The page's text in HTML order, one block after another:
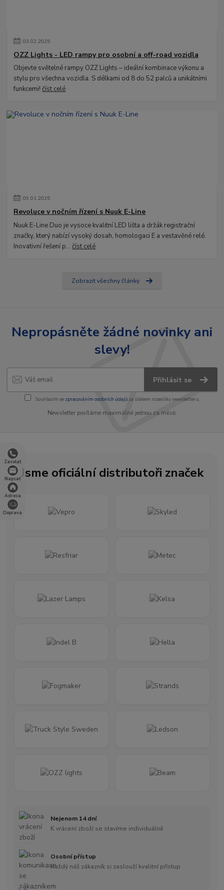
Zavolat
Napsat
Adresa
Doprava
03.02.2025
OZZ Lights - LED rampy pro osobní a off-road vozidla
Objevte světelné rampy OZZ Lights – ideální kombinace výkonu a
stylu pro všechna vozidla. S délkami od 8 do 52 palců a unikátními
funkcemi!číst celé
09.01.2025
Revoluce v nočním řízení s Nuuk E-Line
Nuuk E-Line Duo je vysoce kvalitní LED lišta a držák registrační
značky, který nabízí vysoký dosah, homologaci E a vestavěné relé.
Inovativní řešení p...číst celé
Zobrazit všechny články
Nepropásněte žádné novinky ani
slevy!
Přihlásit se
Souhlasím se zpracováním osobních údajůza účelem rozesílky newsletteru.
Newsletter posíláme maximálně jednou za měsíc
Jsme oficiální distributoři značek
Nejenom 14 dní
K vrácení zboží se stavíme individuálně
Osobní přístup
Každý náš zákazník si zaslouží kvalitní přístup